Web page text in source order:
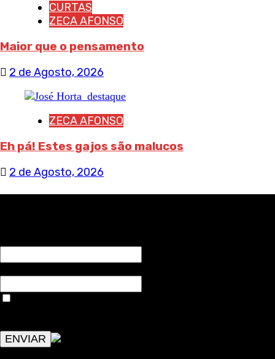
CURTAS
ZECA AFONSO
Maior que o pensamento
2 de Agosto, 2026
ZECA AFONSO
Eh pá! Estes gajos são malucos
2 de Agosto, 2026